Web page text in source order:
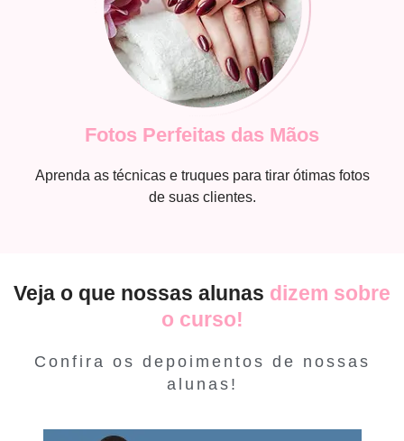
Fotos Perfeitas das Mãos
Aprenda as técnicas e truques para tirar ótimas fotos
de suas clientes.
Veja o que nossas alunas dizem sobre
o curso!
Confira os depoimentos de nossas
alunas!